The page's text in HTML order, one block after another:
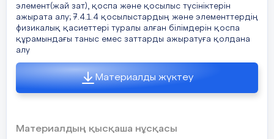
Адал азамат: Әділдік
және жауапкершілік
элемент(жай зат), қоспа және қосылыс түсініктерін
ажырата алу; 7.4.1.4 қосылыстардың және элементтердің
физикалық қасиеттері туралы алған білімдерін қоспа
құрамындағы таныс емес заттарды ажыратуға қолдана
алу
Материалды жүктеу
Материалдың қысқаша нұсқасы